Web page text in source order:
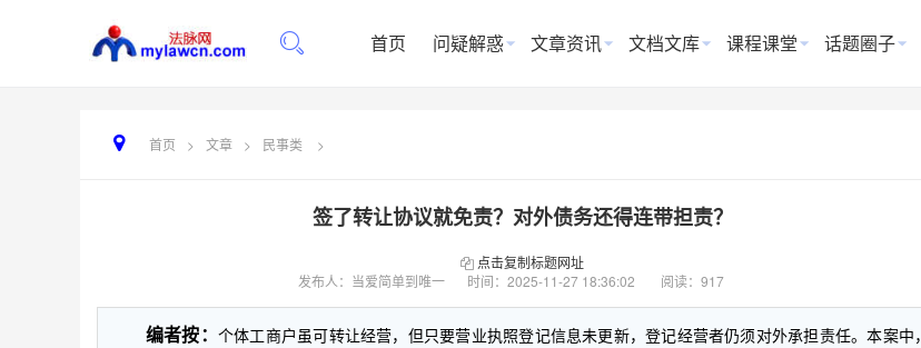
首页 问疑解惑 文章资讯 文档文库 课程课堂 话题圈子
首页 > 文章 > 民事类 >
签了转让协议就免责？对外债务还得连带担责？
点击复制标题网址
发布人：当爱简单到唯一
时间： 2025-11-27 18:36:02 阅读：917
编者按： 个体工商户虽可转让经营，但只要营业执照登记信息未更新，登记经营者仍须对外承担责任。本案中，